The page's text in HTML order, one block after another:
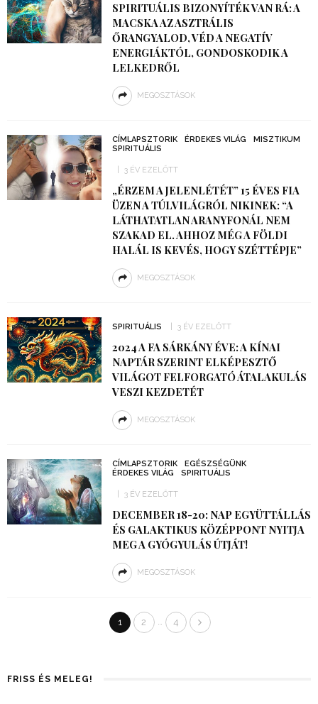
SPIRITUÁLIS BIZONYÍTÉK VAN RÁ: A
MACSKA AZ ASZTRÁLIS
ŐRANGYALOD, VÉD A NEGATÍV
ENERGIÁKTÓL, GONDOSKODIK A
LELKEDRŐL
MEGOSZTÁSOK
CÍMLAPSZTORIK ÉRDEKES VILÁG
MISZTIKUM
SPIRITUÁLIS
3 ÉV EZELŐTT
„ÉRZEM A JELENLÉTÉT” 15 ÉVES FIA
ÜZEN A TÚLVILÁGRÓL NIKINEK: “A
LÁTHATATLAN ARANYFONÁL NEM
SZAKAD EL. AHHOZ MÉG A FÖLDI
HALÁL IS KEVÉS, HOGY SZÉTTÉPJE”
MEGOSZTÁSOK
SPIRITUÁLIS 3 ÉV EZELŐTT
2024 A FA SÁRKÁNY ÉVE: A KÍNAI
NAPTÁR SZERINT ELKÉPESZTŐ
VILÁGOT FELFORGATÓ ÁTALAKULÁS
VESZI KEZDETÉT
MEGOSZTÁSOK
CÍMLAPSZTORIK
EGÉSZSÉGÜNK
ÉRDEKES VILÁG
SPIRITUÁLIS
3 ÉV EZELŐTT
DECEMBER 18-20: NAP EGYÜTTÁLLÁS
ÉS GALAKTIKUS KÖZÉPPONT NYITJA
MEG A GYÓGYULÁS ÚTJÁT!
MEGOSZTÁSOK
1 2 … 4
FRISS ÉS MELEG!